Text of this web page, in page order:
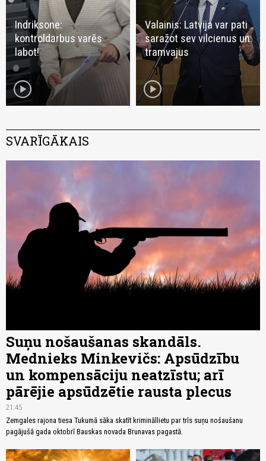
Indriksone:
kontroldarbus varēs
labot!
play_circle
Valainis: Latvija var pati
saražot sev vilcienus un
tramvajus
play_circle
SVARĪGĀKAIS
Suņu nošaušanas skandāls.
Mednieks Minkevičs: Apsūdzību
un kompensāciju neatzīstu; arī
pārējie apsūdzētie rausta plecus
21:45
Zemgales rajona tiesa Tukumā sāka skatīt krimināllietu par trīs suņu nošaušanu
pagājušā gada oktobrī Bauskas novada Brunavas pagastā.